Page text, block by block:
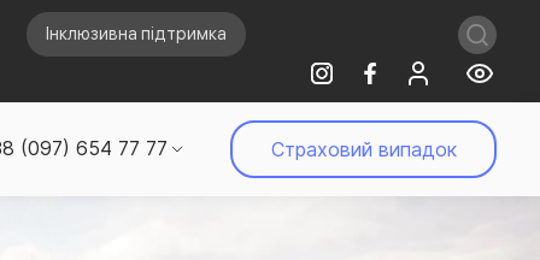
Інклюзивна підтримка
(097) 654 77 77 Страховий випадок